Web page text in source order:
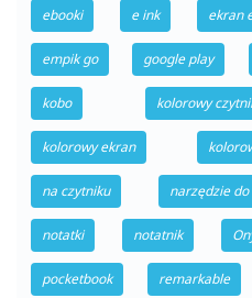
ebooki e ink ekran
empik go google play
kobo kolorowy
kolorowy ekran
na czytniku narzędzie
notatki notatnik
pocketbook remarkable